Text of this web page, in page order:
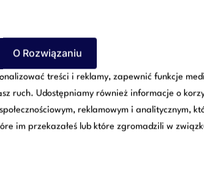
prawnego
obejmującą wszystkie
i pozwoleń, po nadzór i
O Rozwiązaniu
treści i reklamy, zapewnić funkcje
ruch. Udostępniamy również informacje o
reklamowym i analitycznym,
im przekazałeś lub które zgromadzili w